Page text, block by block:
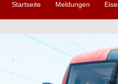
Startseite Meldungen